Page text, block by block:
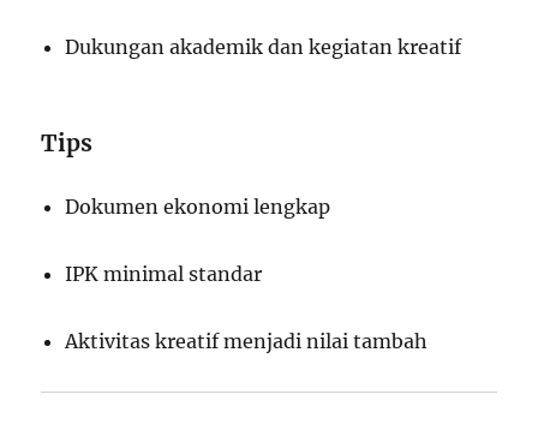
Dukungan akademik dan kegiatan kreatif
Tips
Dokumen ekonomi lengkap
IPK minimal standar
Aktivitas kreatif menjadi nilai tambah